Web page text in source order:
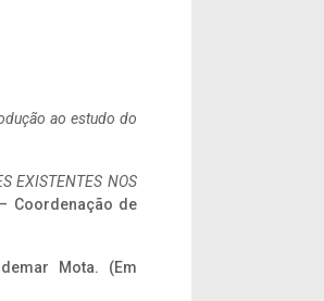
ao estudo do
EXISTENTES NOS
Coordenação de
Mota. (Em